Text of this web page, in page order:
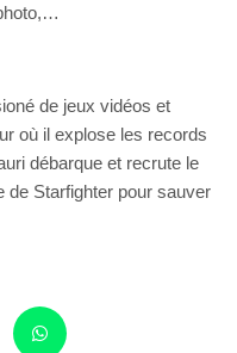
de jeux vidéos et
où il explose les records
débarque et recrute le
de Starfighter pour sauver